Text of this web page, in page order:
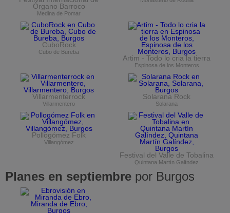
Órgano Barroco
Medina de Pomar
CuboRock
Cubo de Bureba
Artim - Todo lo cria la tierra
Espinosa de los Monteros
Villarmenterrock
Villarmentero
Solarana Rock
Solarana
Pollogómez Folk
Villangómez
Festival del Valle de Tobalina
Quintana Martín Galíndez
Planes en septiembre por Burgos